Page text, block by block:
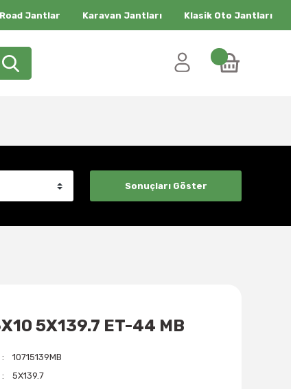
Jantlar Karavan Jantları Klasik Oto Jantları
5X139.7 ET-44 MB
10715139MB
5X139.7